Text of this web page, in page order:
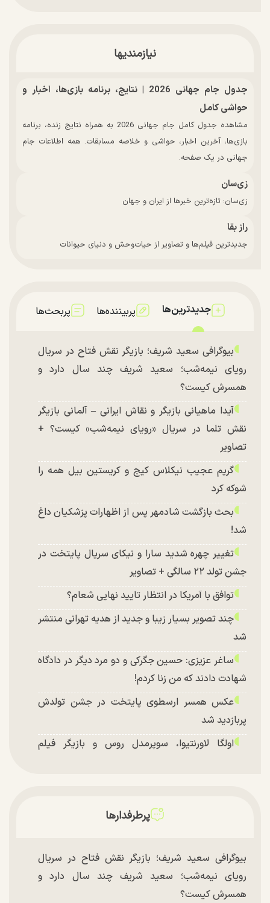
نیازمندیها
جدول جام جهانی 2026 | نتایج، برنامه بازی‌ها، اخبار و
حواشی کامل
مشاهده جدول کامل جام جهانی 2026 به همراه نتایج زنده، برنامه
بازی‌ها، آخرین اخبار، حواشی و خلاصه مسابقات. همه اطلاعات جام
جهانی در یک صفحه.
زی‌سان
زی‌سان: تازه‌ترین خبرها از ایران و جهان
راز بقا
جدیدترین فیلم‌ها و تصاویر از حیات‌وحش و دنیای حیوانات
جدیدترین‌ها پربیننده‌ها پربحث‌ها
بیوگرافی سعید شریف؛ بازیگر نقش فتاح در سریال
رویای نیمه‌شب؛ سعید شریف چند سال دارد و
همسرش کیست؟
آیدا ماهیانی بازیگر و نقاش ایرانی – آلمانی بازیگر
نقش تلما در سریال «رویای نیمه‌شب» کیست؟ +
تصاویر
گریم عجیب نیکلاس کیج و کریستین بیل همه را
شوکه کرد
بحث بازگشت شادمهر پس از اظهارات پزشکیان داغ
شد!
تغییر چهره شدید سارا و نیکای سریال پایتخت در
جشن تولد ۲۲ سالگی + تصاویر
توافق با آمریکا در انتظار تایید نهایی شعام؟
چند تصویر بسیار زیبا و جدید از هدیه تهرانی منتشر
شد
ساغر عزیزی: حسین جگرکی و دو مرد دیگر در دادگاه
شهادت دادند که من زنا کردم!
عکس همسر ارسطوی پایتخت در جشن تولدش
پربازدید شد
اولگا لاورنتیوا، سوپرمدل روس و بازیگر فیلم
پرطرفدارها
بیوگرافی سعید شریف؛ بازیگر نقش فتاح در سریال
رویای نیمه‌شب؛ سعید شریف چند سال دارد و
همسرش کیست؟